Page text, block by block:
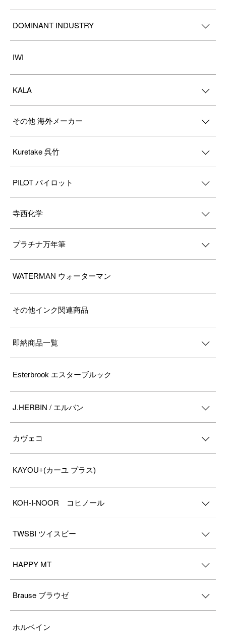
DOMINANT INDUSTRY
IWI
KALA
その他 海外メーカー
Kuretake 呉竹
PILOT パイロット
寺西化学
プラチナ万年筆
WATERMAN ウォーターマン
その他インク関連商品
即納商品一覧
Esterbrook エスターブルック
J.HERBIN / エルバン
カヴェコ
KAYOU+(カーユ プラス)
KOH-I-NOOR コヒノール
TWSBI ツイスビー
HAPPY MT
Brause ブラウゼ
ホルベイン